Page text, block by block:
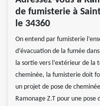
de fumisterie à
le 34360
On entend par fumisterie
d’évacuation de la fumée
la sortie vers l’extérieur de la
cheminée, la fumisterie doit
un projet de pose de
Ramonage Z.T pour une pose